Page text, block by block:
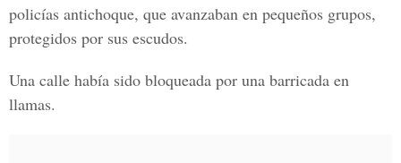
policías antichoque, que avanzaban en pequeños grupos,
protegidos por sus escudos.
Una calle había sido bloqueada por una barricada en
llamas.